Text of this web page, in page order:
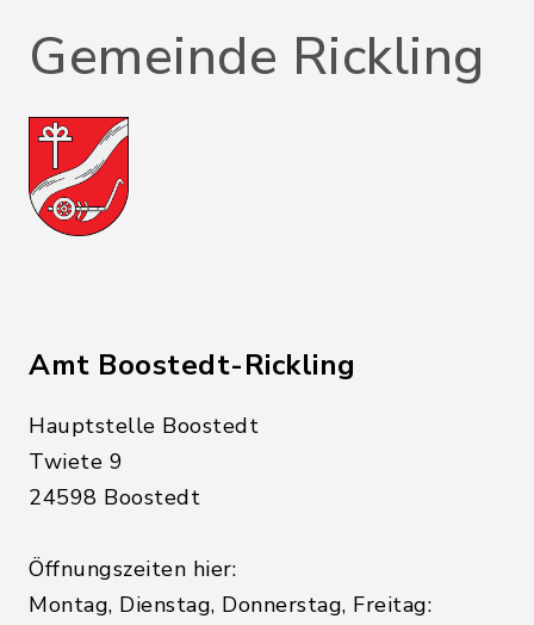
Gemeinde Rickling
Amt Boostedt-Rickling
Hauptstelle Boostedt
Twiete 9
24598 Boostedt
Öffnungszeiten hier:
Montag, Dienstag, Donnerstag, Freitag: